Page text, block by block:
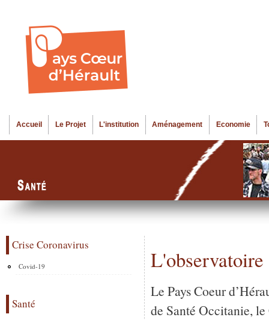
Menu principal
Accueil Le Projet L'institution Aménagement Economie
Crise Coronavirus
Covid-19
Santé
L'observatoire
Le Pays Coeur
de Santé Occitanie,